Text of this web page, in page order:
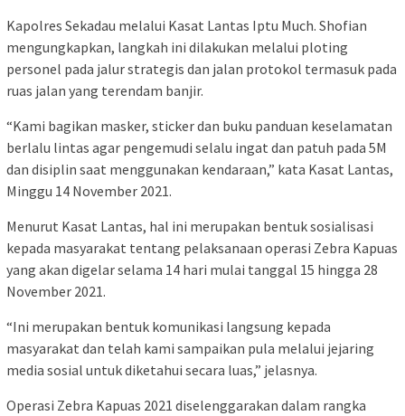
Kapolres Sekadau melalui Kasat Lantas Iptu Much. Shofian
mengungkapkan, langkah ini dilakukan melalui ploting
personel pada jalur strategis dan jalan protokol termasuk pada
ruas jalan yang terendam banjir.
“Kami bagikan masker, sticker dan buku panduan keselamatan
berlalu lintas agar pengemudi selalu ingat dan patuh pada 5M
dan disiplin saat menggunakan kendaraan,” kata Kasat Lantas,
Minggu 14 November 2021.
Menurut Kasat Lantas, hal ini merupakan bentuk sosialisasi
kepada masyarakat tentang pelaksanaan operasi Zebra Kapuas
yang akan digelar selama 14 hari mulai tanggal 15 hingga 28
November 2021.
“Ini merupakan bentuk komunikasi langsung kepada
masyarakat dan telah kami sampaikan pula melalui jejaring
media sosial untuk diketahui secara luas,” jelasnya.
Operasi Zebra Kapuas 2021 diselenggarakan dalam rangka